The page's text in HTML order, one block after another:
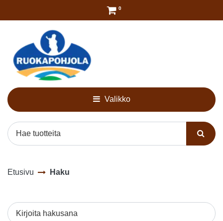
0
Valikko
Etusivu Haku
Kirjoita hakusana